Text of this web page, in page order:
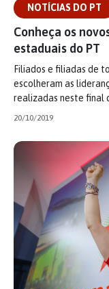
NOTÍCIAS DO PT
Conheça os
estaduais do PT
Filiados e filiadas de
escolheram as
realizadas neste final
20/10/2019